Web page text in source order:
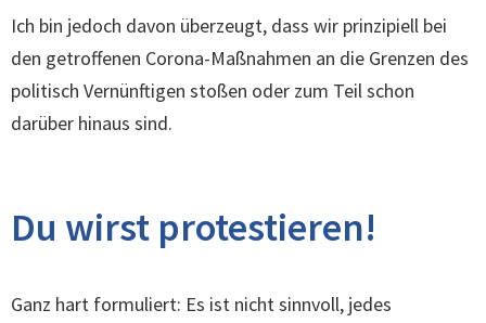
Ich bin jedoch davon überzeugt, dass wir prinzipiell bei
den getroffenen Corona-Maßnahmen an die Grenzen des
politisch Vernünftigen stoßen oder zum Teil schon
darüber hinaus sind.
Du wirst protestieren!
Ganz hart formuliert: Es ist nicht sinnvoll, jedes